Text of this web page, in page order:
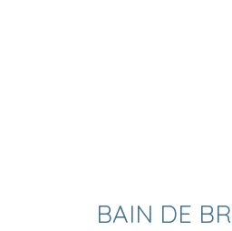
BAIN DE